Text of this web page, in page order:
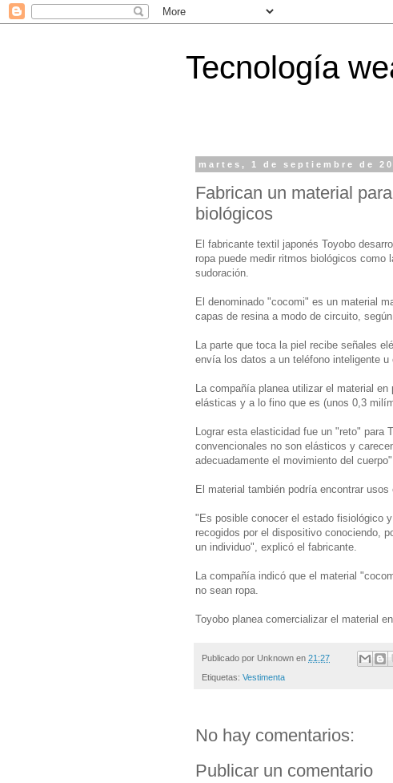
Tecnología
martes, 1 de septiembre de
Fabrican un material
biológicos
El fabricante textil japonés Toyobo
ropa puede medir ritmos biológicos
sudoración.
El denominado "cocomi" es un material
capas de resina a modo de circuito,
La parte que toca la piel recibe señales
envía los datos a un teléfono inteligente
La compañía planea utilizar el material
elásticas y a lo fino que es (unos 0,3
Lograr esta elasticidad fue un "reto" para
convencionales no son elásticos y
adecuadamente el movimiento del cuerpo".
El material también podría encontrar
"Es posible conocer el estado fisiológico
recogidos por el dispositivo conociendo,
un individuo", explicó el fabricante.
La compañía indicó que el material
no sean ropa.
Toyobo planea comercializar el material en
Publicado por Unknown en 21:27
Etiquetas: Vestimenta
No hay comentarios:
Publicar un comentario